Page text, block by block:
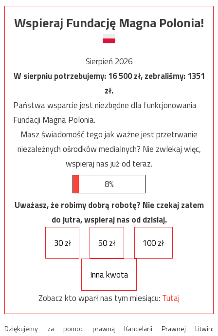
Wspieraj Fundację Magna Polonia!
Sierpień 2026
W sierpniu potrzebujemy:16 500zł, zebraliśmy:1351
zł.
Państwa wsparcie jest niezbędne dla funkcjonowania
Fundacji Magna Polonia.
Masz świadomość tego jak ważne jest przetrwanie
niezależnych ośrodków medialnych? Nie zwlekaj więc,
wspieraj nas już od teraz.
8%
Uważasz, że robimy dobrą robotę? Nie czekaj zatem
do jutra, wspieraj nas od dzisiaj.
30 zł
50 zł 100 zł
Inna kwota
Zobacz kto wparł nas tym miesiącu: Tutaj
Dziękujemy za pomoc prawną Kancelarii Prawnej Litwin: